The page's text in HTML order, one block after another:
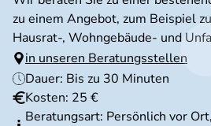
zu einem Angebot, zum Beispiel
Hausrat-, Wohngebäude- und
in unseren Beratungsstellen
Dauer: Bis zu 30 Minuten
Kosten: 25 €
Beratungsart: Persönlich vor